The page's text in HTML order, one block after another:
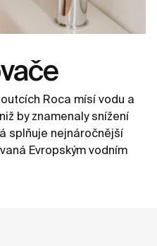
Roca mísí vodu a
by znamenaly snížení
splňuje nejnáročnější
Evropským vodním